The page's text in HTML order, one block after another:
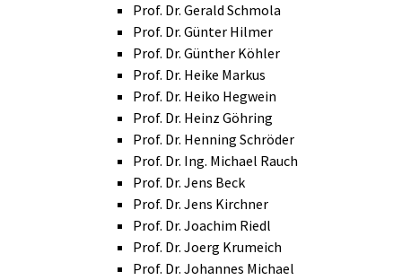
Prof. Dr. Gerald Schmola
Prof. Dr. Günter Hilmer
Prof. Dr. Günther Köhler
Prof. Dr. Heike Markus
Prof. Dr. Heiko Hegwein
Prof. Dr. Heinz Göhring
Prof. Dr. Henning Schröder
Prof. Dr. Ing. Michael Rauch
Prof. Dr. Jens Beck
Prof. Dr. Jens Kirchner
Prof. Dr. Joachim Riedl
Prof. Dr. Joerg Krumeich
Prof. Dr. Johannes Michael